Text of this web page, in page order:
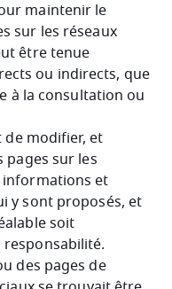
maintenir le
sur les réseaux
être tenue
ou indirects, que
à la consultation ou
de modifier, et
pages sur les
informations et
y sont proposés, et
soit
responsabilité.
des pages de